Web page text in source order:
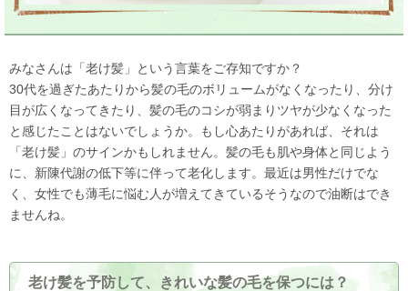
みなさんは「老け髪」という言葉をご存知ですか？
30代を過ぎたあたりから髪の毛のボリュームがなくなったり、分け
目が広くなってきたり、髪の毛のコシが弱まりツヤが少なくなった
と感じたことはないでしょうか。もし心あたりがあれば、それは
「老け髪」のサインかもしれません。髪の毛も肌や身体と同じよう
に、新陳代謝の低下等に伴って老化します。最近は男性だけでな
く、女性でも薄毛に悩む人が増えてきているそうなので油断はでき
ませんね。
老け髪を予防して、きれいな髪の毛を保つには？